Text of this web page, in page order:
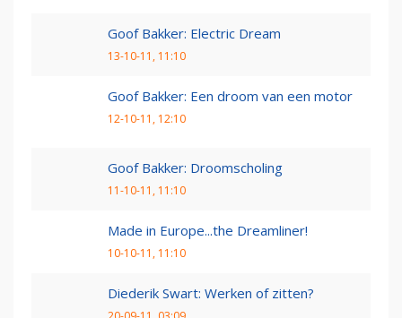
Goof Bakker: Electric Dream
13-10-11, 11:10
Goof Bakker: Een droom van een motor
12-10-11, 12:10
Goof Bakker: Droomscholing
11-10-11, 11:10
Made in Europe...the Dreamliner!
10-10-11, 11:10
Diederik Swart: Werken of zitten?